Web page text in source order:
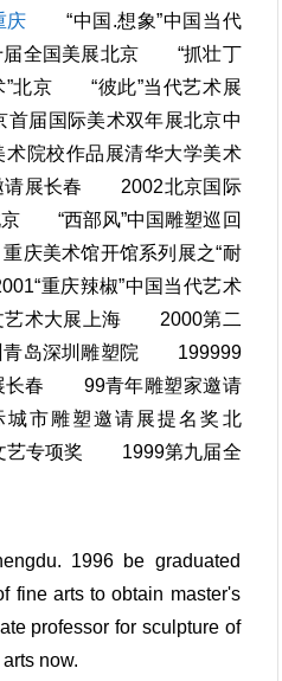
庆 “中国.想象”中国当代
全国美展北京 “抓壮丁
”北京 “彼此”当代艺术展
届国际美术双年展北京中
院校作品展清华大学美术
展长春 2002北京国际
京 “西部风”中国雕塑巡回
美术馆开馆系列展之“耐
重庆辣椒”中国当代艺术
艺术大展上海 2000第二
青岛深圳雕塑院 199999
长春 99青年雕塑家邀请
城市雕塑邀请展提名奖北
专项奖 1999第九届全
1996 be graduated
fine arts to obtain master's
professor for sculpture of
now.